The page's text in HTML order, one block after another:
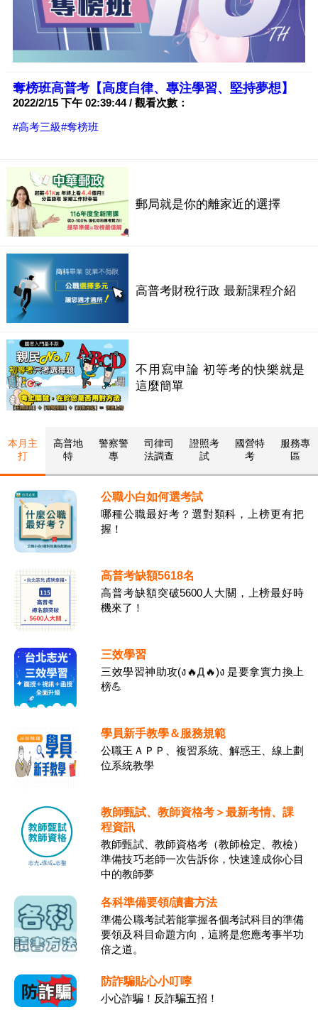
奪榜班高普考【高度自律、專注學習、堅持夢想】
2022/2/15 下午 02:39:44 / 觀看次數：
#高考三級#奪榜班
郵局就是你的離家近的選擇
高普考財稅行政 最新課程介紹
不用寫申論 初等考的快樂就是
這麼簡單
本月主
打
高普地
特
警察警
專
司律司
法調查
證照考
試
國營特
考
服務專
區
公職小白如何選考試
哪種公職最好考？選對類科，上榜更有把
握！
高普考缺額5618名
高普考缺額突破5600人大關，上榜最好時
機來了！
三效學習
三效學習神助攻(ง🔥Д🔥)ง 是要拿實力換上
榜💪
學員新手教學＆服務規範
公職王ＡＰＰ、複習系統、解惑王、線上劃
位系統教學
教師甄試、教師資格考＞最新考情、課
程資訊
教師甄試、教師資格考（教師檢定、教檢）
準備技巧老師一次告訴你，快速達成你心目
中的教師夢
各科準備要領/讀書方法
準備公職考試若能掌握各個考試科目的準備
要領及科目命題方向，這將是您應考事半功
倍之道。
防詐騙貼心小叮嚀
小心詐騙！反詐騙五招！